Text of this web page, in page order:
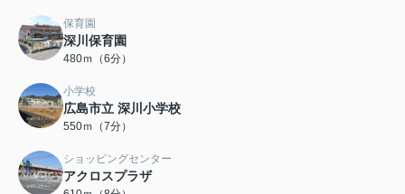
保育園
深川保育園
480ｍ（6分）
小学校
広島市立 深川小学校
550ｍ（7分）
ショッピングセンター
アクロスプラザ